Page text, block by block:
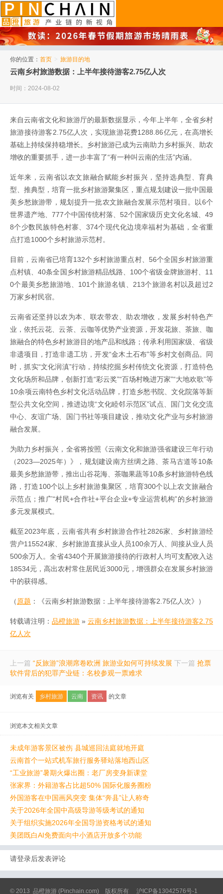
你的位置： 首页 > 旅游目的地
云南乡村旅游数据：上半年接待游客2.75亿人次
时间：2024-08-02
来自云南省文化和旅游厅的最新数据显示，今年上半年，全省乡村
旅游接待游客2.75亿人次，实现旅游花费1288.86亿元，在高增长
基础上持续保持稳增长。乡村旅游已成为云南助力乡村振兴、助农
增收的重要抓手，进一步丰富了“有一种叫云南的生活”内涵。
近年来，云南省以农文旅融合赋能乡村振兴，坚持选典型、育典
型、推典型，培育一批乡村旅游聚集区，重点规划建设一批中国最
美乡愁旅游带，规划提升一批农文旅融合发展示范村项目。以6个
世界遗产地、777个中国传统村落、52个国家级历史文化名城、49
8个少数民族特色村寨、374个现代化边境幸福村为基础，全省重
点打造1000个乡村旅游示范村。
目前，云南省已培育132个乡村旅游重点村、56个全国乡村旅游重
点村镇、40条全国乡村旅游精品线路、100个省级金牌旅游村、11
0个最美乡愁旅游地、101个旅游名镇、213个旅游名村以及超过2
万家乡村民宿。
云南省还坚持以农为本、联农带农、助农增收，发展乡村特色产
业，依托云花、云茶、云咖等优势产业资源，开发花旅、茶旅、咖
旅融合的特色乡村旅游目的地产品和线路；传承利用国家级、省级
非遗项目，打造非遗工坊，开发“金木土石布”等乡村文创商品。同
时，抓实“文化润滇”行动，持续挖掘乡村传统文化资源，打造特色
文化场所和品牌，创新打造“彩云奖”“百场村晚进万家”“大地欢歌”等
10余项云南特色乡村文化活动品牌，打造乡愁书院、文化院落等新
型公共文化空间，推进边境“文化睦邻示范区”试点、国门文化交流
中心、友谊广场、国门书社等项目建设，推动文化产业与乡村旅游
融合发展。
为助力乡村振兴，全省将按照《云南文化和旅游强省建设三年行动
（2023—2025年）》，规划建设南方丝绸之路、茶马古道等10条
最美乡愁旅游带，推出山谷花海、茶咖果蔬等10条乡村旅游特色线
路，打造100个以上乡村旅游集聚区，培育300个以上农文旅融合
示范点；推广“村民+合作社+平台企业+专业运营机构”的乡村旅游
多元发展模式。
截至2023年底，云南省共有乡村旅游合作社2826家、乡村旅游经
营户115524家、乡村旅游直接从业人员100余万人、间接从业人员
500余万人。全省4340个开展旅游接待的行政村人均可支配收入达
18534元，高出农村常住居民近3000元，增强群众在发展乡村旅游
中的获得感。
（原题 ：《云南乡村旅游数据：上半年接待游客2.75亿人次》）
转载请注明： 品橙旅游 » 云南乡村旅游数据：上半年接待游客2.75
亿人次
上一篇 “反旅游”浪潮席卷欧洲 旅游业如何可持续发展 下一篇 抢票
软件背后的犯罪产业链：名校参观一票难求
浏览有关 乡村旅游 云南 资讯 的文章
浏览本文相关文章
未成年游客景区被伤 县城巡回法庭就地开庭
云南首个一站式机车旅行服务驿站落地西山区
“工业旅游”暑期火爆出圈：老厂房变身新课堂
张家界：外籍游客占比超50% 国际化服务圈粉
外国游客在中国画风突变 集体“奔县”让人称奇
关于2026年全国中高级导游等级考试的通知
关于组织实施2026年全国导游资格考试的通知
美团既白AI免费面向中小酒店开放多个功能
请登录后发表评论
© 2013 品橙旅游 (Pinchain.com) 版权所有 沪ICP备13042576号-1